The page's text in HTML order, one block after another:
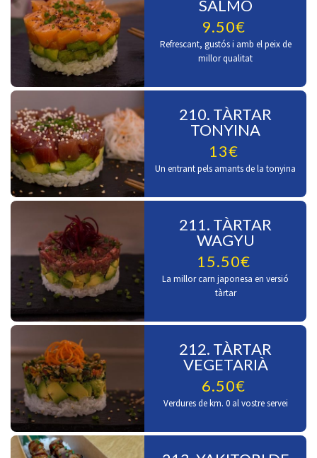
SALMÓ
9.50€
Refrescant, gustós i amb el peix de
millor qualitat
210. TÀRTAR
TONYINA
13€
Un entrant pels amants de la tonyina
211. TÀRTAR
WAGYU
15.50€
La millor carn japonesa en versió
tàrtar
212. TÀRTAR
VEGETARIÀ
6.50€
Verdures de km. 0 al vostre servei